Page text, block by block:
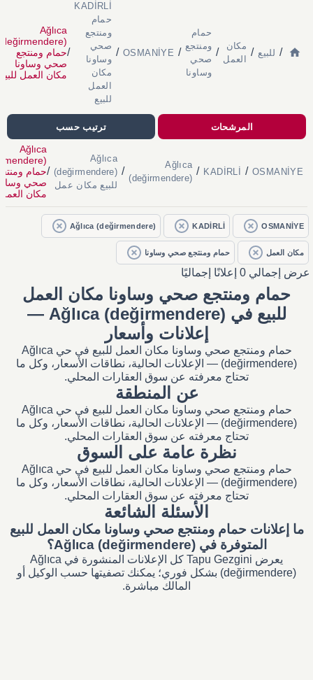
/ للبيع /
مكان
العمل
/
حمام
ومنتجع
صحي
وساونا
/
OSMANİYE
/
KADİRLİ
حمام
ومنتجع
صحي
وساونا
مكان
العمل
للبيع
/
Ağlıca
حمام ومنتجع
صحي وساونا
مكان العمل للبيع
المرشحات ترتيب حسب
OSMANİYE
/
KADİRLİ
/
Ağlıca
(değirmendere)
/
Ağlıca
(değirmendere)
للبيع مكان عمل
/
Ağlıca
حمام
صحي
مكان العمل
OSMANİYE
KADİRLİ
Ağlıca (değirmendere)
مكان العمل حمام ومنتجع صحي وساونا
عرض إجمالي 0 إعلانًا إجماليًا
حمام ومنتجع صحي وساونا مكان العمل
للبيع في Ağlıca (değirmendere) —
إعلانات وأسعار
حمام ومنتجع صحي وساونا مكان العمل للبيع في حي Ağlıca
(değirmendere) — الإعلانات الحالية، نطاقات الأسعار، وكل ما
تحتاج معرفته عن سوق العقارات المحلي.
عن المنطقة
حمام ومنتجع صحي وساونا مكان العمل للبيع في حي Ağlıca
(değirmendere) — الإعلانات الحالية، نطاقات الأسعار، وكل ما
تحتاج معرفته عن سوق العقارات المحلي.
نظرة عامة على السوق
حمام ومنتجع صحي وساونا مكان العمل للبيع في حي Ağlıca
(değirmendere) — الإعلانات الحالية، نطاقات الأسعار، وكل ما
تحتاج معرفته عن سوق العقارات المحلي.
الأسئلة الشائعة
ما إعلانات حمام ومنتجع صحي وساونا مكان العمل للبيع
المتوفرة في Ağlıca (değirmendere)؟
يعرض Tapu Gezgini كل الإعلانات المنشورة في Ağlıca
(değirmendere) بشكل فوري؛ يمكنك تصفيتها حسب الوكيل أو
المالك مباشرة.